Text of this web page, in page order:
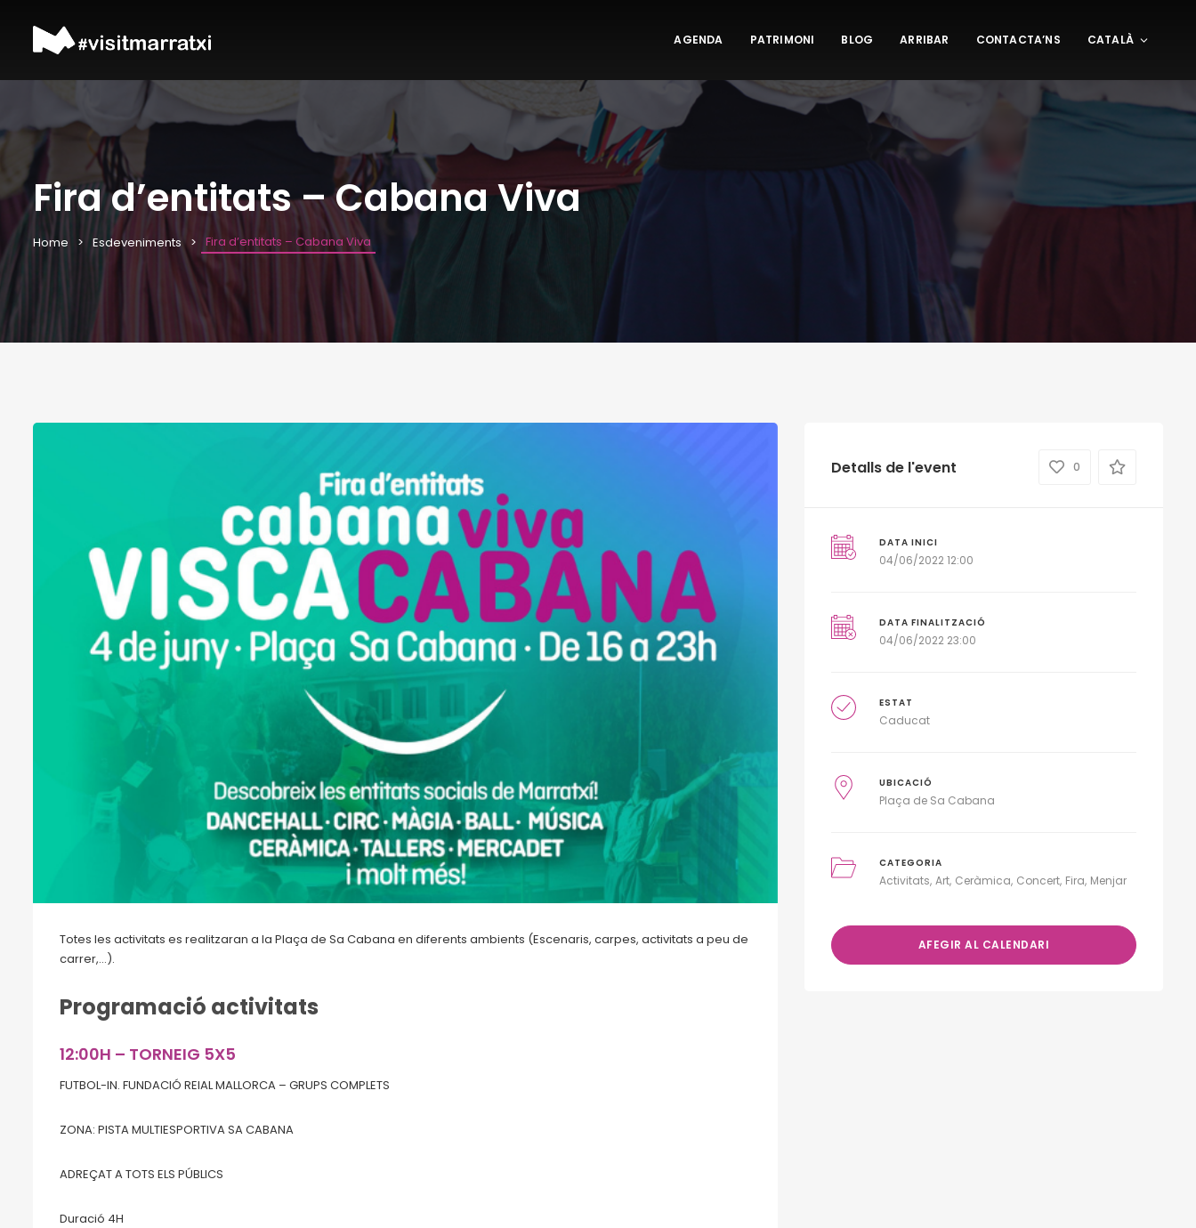
AGENDA PATRIMONI BLOG ARRIBAR CONTACTA’NS CATALÀ
Fira d’entitats – Cabana Viva
Home Esdeveniments Fira d’entitats – Cabana Viva
Totes les activitats es realitzaran a la Plaça de Sa Cabana en diferents ambients (Escenaris, carpes, activitats a peu de
carrer,…).
Programació activitats
12:00H – TORNEIG 5X5
FUTBOL-IN. FUNDACIÓ REIAL MALLORCA – GRUPS COMPLETS
ZONA: PISTA MULTIESPORTIVA SA CABANA
ADREÇAT A TOTS ELS PÚBLICS
Duració 4H
Detalls de l'event 0
DATA INICI
04/06/2022 12:00
DATA FINALITZACIÓ
04/06/2022 23:00
ESTAT
Caducat
UBICACIÓ
Plaça de Sa Cabana
CATEGORIA
Activitats Art Ceràmica Concert Fira Menjar
AFEGIR AL CALENDARI